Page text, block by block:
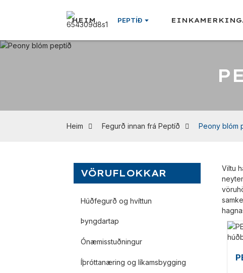
HEIM PEPTÍÐ
Heim Fegurð innan frá Peptíð Peony blóm
VÖRUFLOKKAR
Húðfegurð og hvíttun
Þyngdartap
Ónæmisstuðningur
Íþróttanæring og líkamsbygging
Viltu